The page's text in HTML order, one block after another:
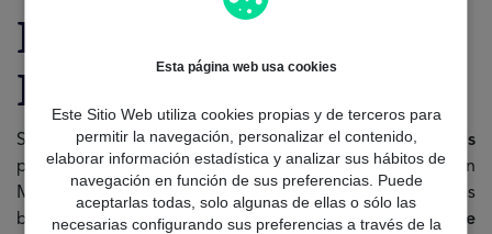
Esta página web usa cookies
Este Sitio Web utiliza cookies propias y de terceros para
permitir la navegación, personalizar el contenido,
elaborar información estadística y analizar sus hábitos de
navegación en función de sus preferencias. Puede
aceptarlas todas, solo algunas de ellas o sólo las
necesarias configurando sus preferencias a través de la
Préstamo 50000
Euros
Si estás buscando unpréstamo de hasta 50.000 euros
para poder llevar a cabo un nuevo proyect o o idea, en
MrFinan podrás encontrar el préstamo que estás
buscando,ya que tenemos una de las tasas de